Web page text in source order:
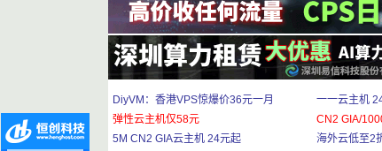
DiyVM：香港VPS惊爆价36元一月
弹性云主机仅58元
5M CN2 GIA云主机 24元起
一一云主机
CN2 GIA/
海外云低至2